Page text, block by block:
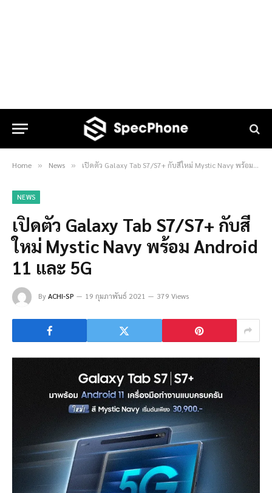
Home » News » เปิดตัว Galaxy Tab S7/S7+ กับสีใหม่ Mystic Navy พร้อม Android 11 และ 5G
NEWS
เปิดตัว Galaxy Tab S7/S7+ กับสี
ใหม่ Mystic Navy พร้อม Android
11 และ 5G
ByACHI-SP 19 กุมภาพันธ์ 2021 379 Views